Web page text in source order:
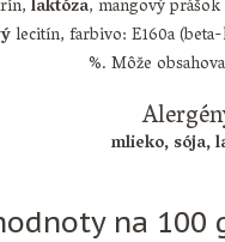
laktóza, mangový prášok
lecitín, farbivo: E160a
%. Môže
mlieko, sója,
na 100